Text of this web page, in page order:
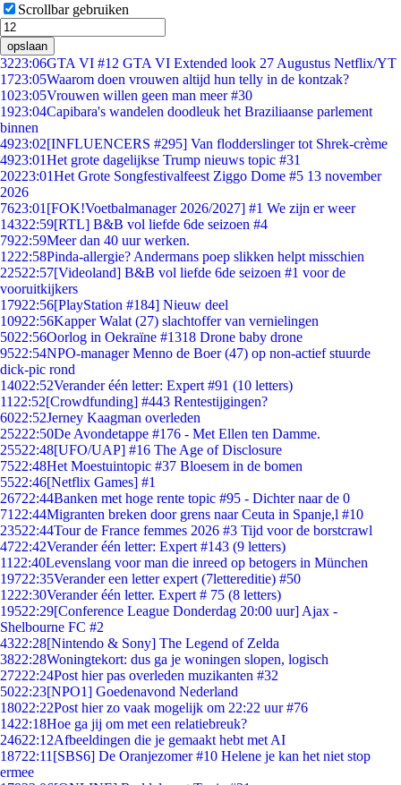
Scrollbar gebruiken
opslaan
3223:06GTA VI #12 GTA VI Extended look 27 Augustus Netflix/YT
1723:05Waarom doen vrouwen altijd hun telly in de kontzak?
1023:05Vrouwen willen geen man meer #30
1923:04Capibara's wandelen doodleuk het Braziliaanse parlement
binnen
4923:02[INFLUENCERS #295] Van flodderslinger tot Shrek-crème
4923:01Het grote dagelijkse Trump nieuws topic #31
20223:01Het Grote Songfestivalfeest Ziggo Dome #5 13 november
2026
7623:01 [FOK!Voetbalmanager 2026/2027] #1 We zijn er weer
14322:59[RTL] B&B vol liefde 6de seizoen #4
7922:59Meer dan 40 uur werken.
1222:58Pinda-allergie? Andermans poep slikken helpt misschien
22522:57[Videoland] B&B vol liefde 6de seizoen #1 voor de
vooruitkijkers
17922:56[PlayStation #184] Nieuw deel
10922:56Kapper Walat (27) slachtoffer van vernielingen
5022:56Oorlog in Oekraïne #1318 Drone baby drone
9522:54NPO-manager Menno de Boer (47) op non-actief stuurde
dick-pic rond
14022:52Verander één letter: Expert #91 (10 letters)
11 22:52[Crowdfunding] #443 Rentestijgingen?
6022:52Jerney Kaagman overleden
25222:50De Avondetappe #176 - Met Ellen ten Damme.
25522:48[UFO/UAP] #16 The Age of Disclosure
7522:48Het Moestuintopic #37 Bloesem in de bomen
5522:46[Netflix Games] #1
26722:44Banken met hoge rente topic #95 - Dichter naar de 0
71 22:44Migranten breken door grens naar Ceuta in Spanje,l #10
23522:44Tour de France femmes 2026 #3 Tijd voor de borstcrawl
4722:42Verander één letter: Expert #143 (9 letters)
11 22:40Levenslang voor man die inreed op betogers in München
19722:35Verander een letter expert (7lettereditie) #50
1222:30Verander één letter. Expert # 75 (8 letters)
19522:29[Conference League Donderdag 20:00 uur] Ajax -
Shelbourne FC #2
4322:28[Nintendo & Sony] The Legend of Zelda
3822:28Woningtekort: dus ga je woningen slopen, logisch
27222:24Post hier pas overleden muzikanten #32
5022:23[NPO1] Goedenavond Nederland
18022:22Post hier zo vaak mogelijk om 22:22 uur #76
1422:18Hoe ga jij om met een relatiebreuk?
24622:12Afbeeldingen die je gemaakt hebt met AI
18722:11 [SBS6] De Oranjezomer #10 Helene je kan het niet stop
ermee